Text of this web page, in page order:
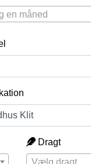
en måned
Dragt
Vælg dragt